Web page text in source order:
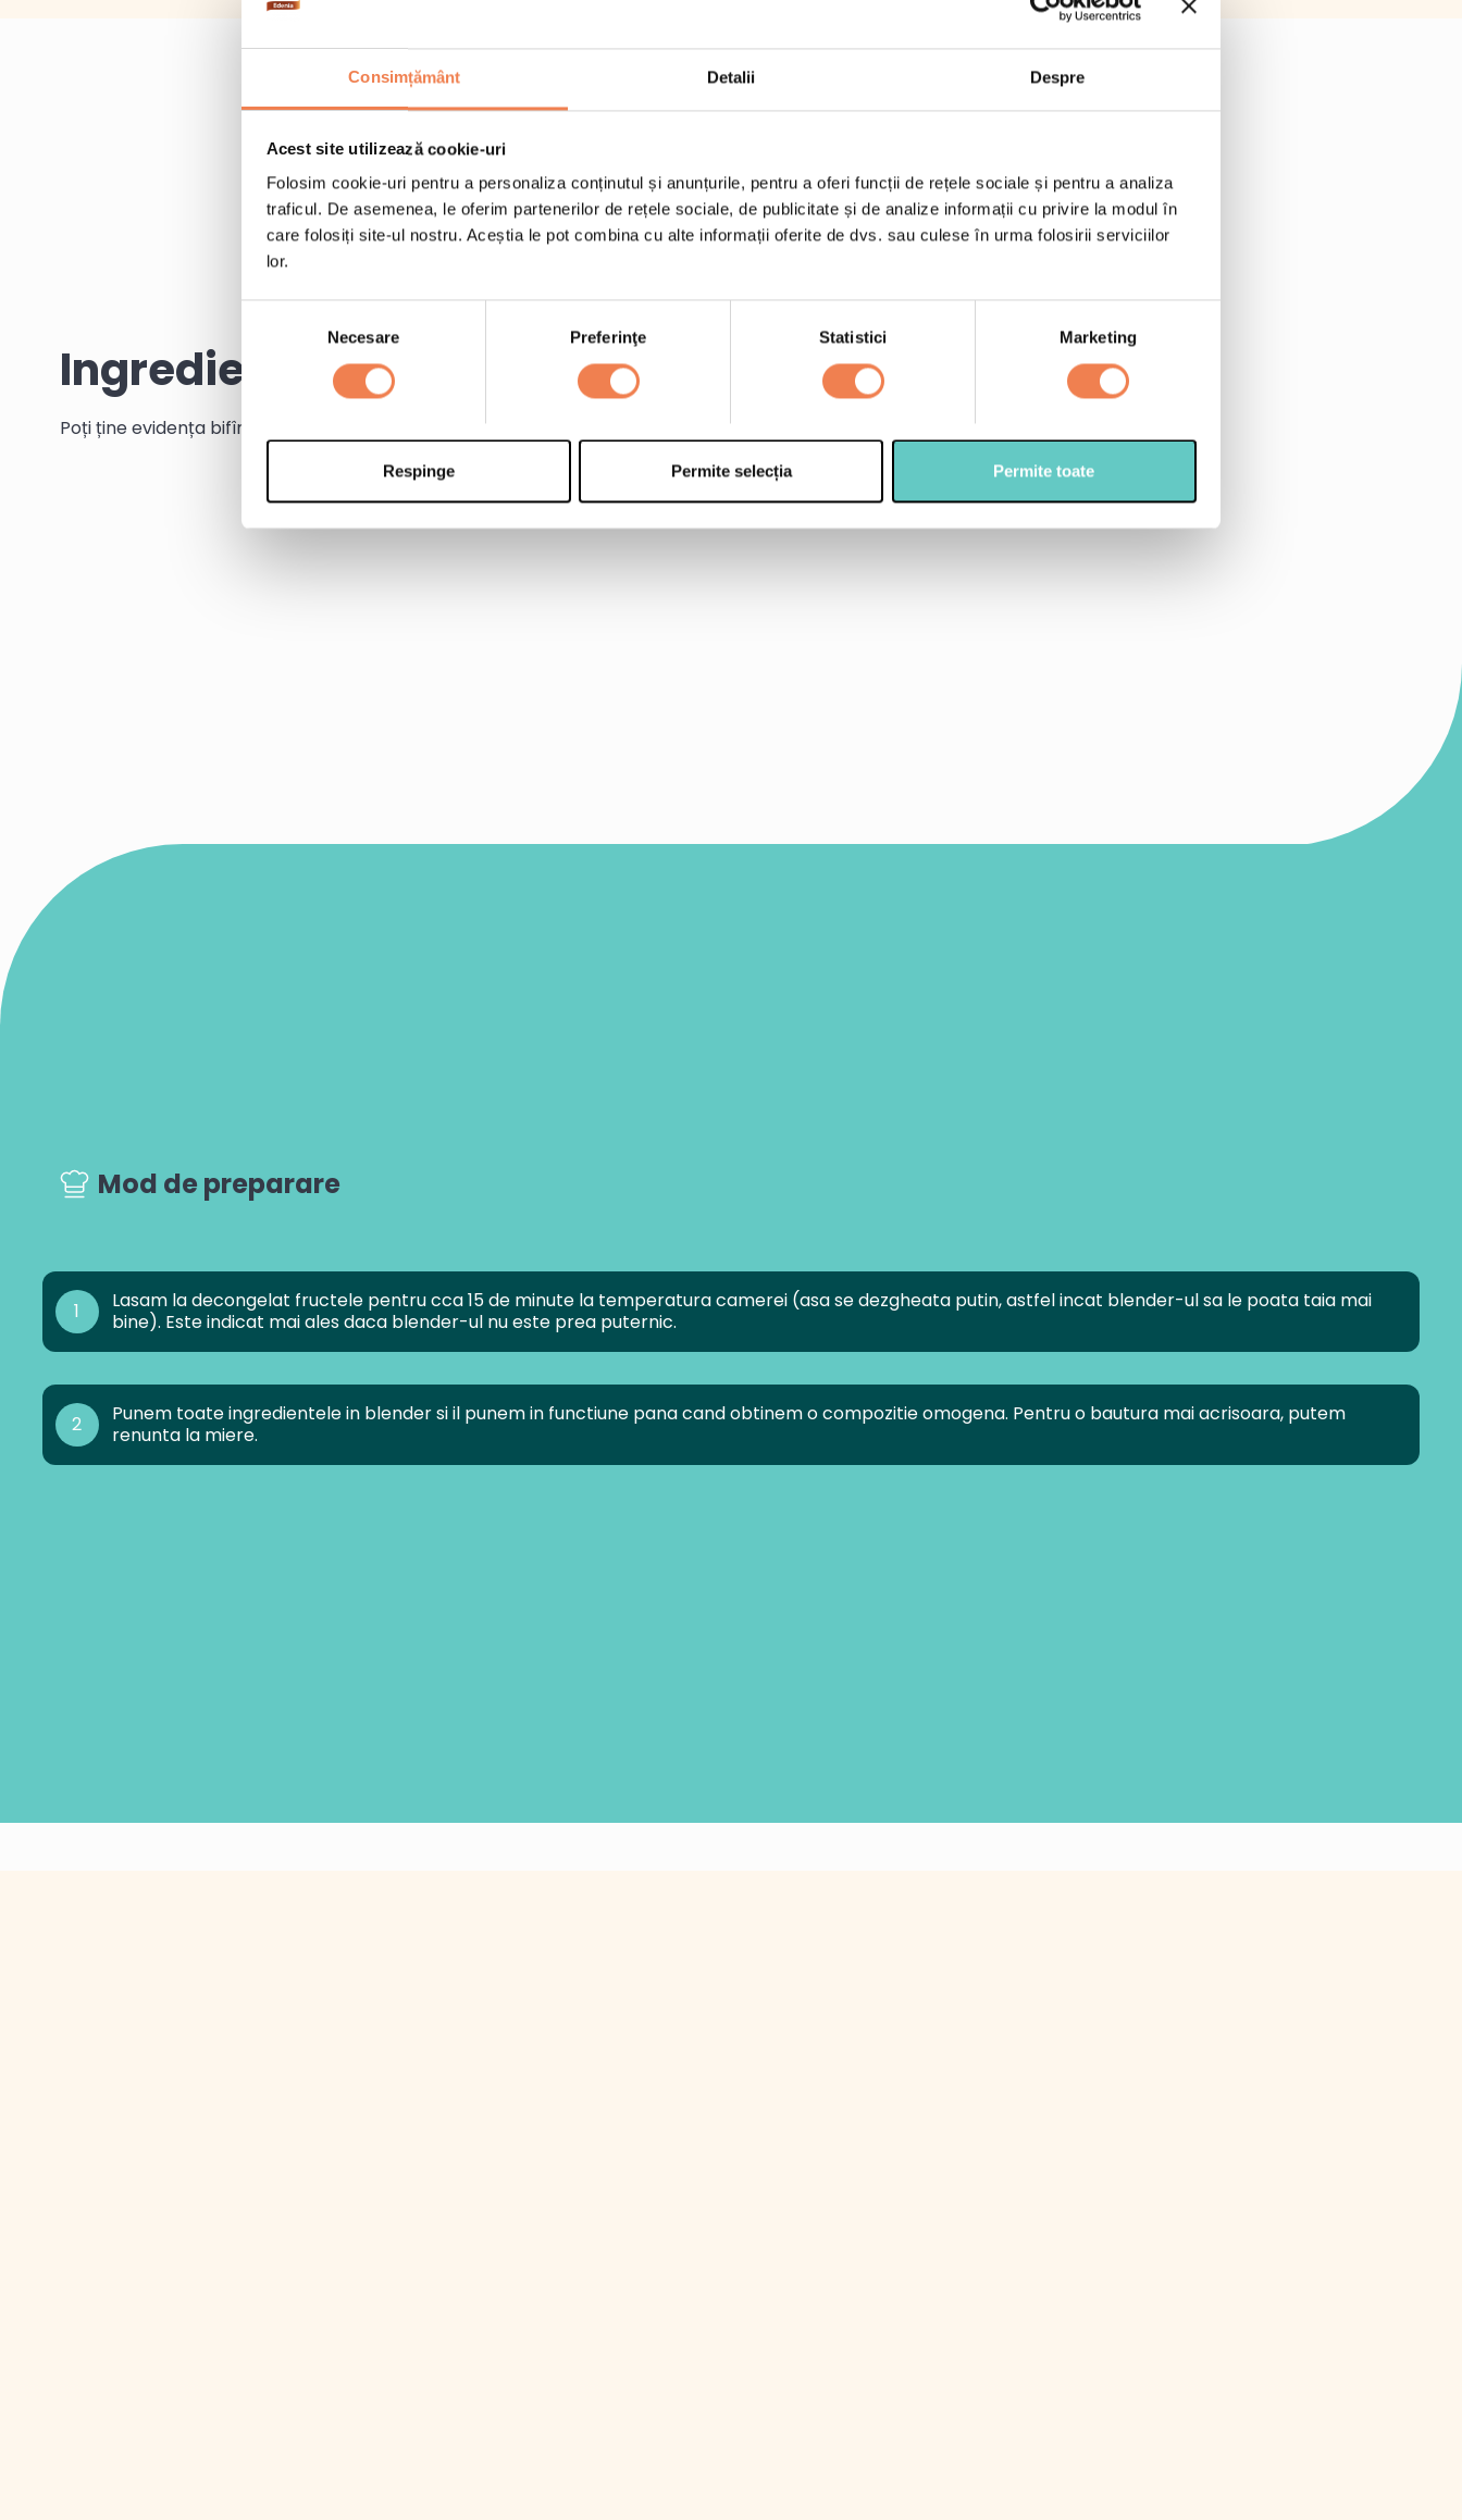
Consimțământ Detalii Despre
Acest site utilizează cookie-uri
Folosim cookie-uri pentru a personaliza conținutul și anunțurile, pentru a oferi funcții de rețele sociale și pentru a analiza
traficul. De asemenea, le oferim partenerilor de rețele sociale, de publicitate și de analize informații cu privire la modul în
care folosiți site-ul nostru. Aceștia le pot combina cu alte informații oferite de dvs. sau culese în urma folosirii serviciilor
lor.
consimțământului
Necesare Preferinţe Statistici Marketing
Respinge Permite selecția Permite toate
Ingrediente
Poți ține evidența bifînd ingredientele pe măsură ce le adaugi.
2 portii de 150g Smoothie Red Strength Edenia
300 ml iaurt de baut
4-5 linguri de seminte de canepa (decorticate)
1 lingura de miere (optional)
Mod de preparare
1
Lasam la decongelat fructele pentru cca 15 de minute la temperatura camerei (asa se dezgheata putin, astfel incat blender-ul sa le poata taia mai
bine). Este indicat mai ales daca blender-ul nu este prea puternic.
2
Punem toate ingredientele in blender si il punem in functiune pana cand obtinem o compozitie omogena. Pentru o bautura mai acrisoara, putem
renunta la miere.